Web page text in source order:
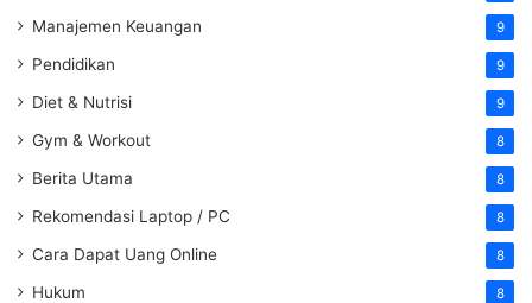
Manajemen Keuangan 9
Pendidikan 9
Diet & Nutrisi 9
Gym & Workout 8
Berita Utama 8
Rekomendasi Laptop / PC 8
Cara Dapat Uang Online 8
Hukum 8